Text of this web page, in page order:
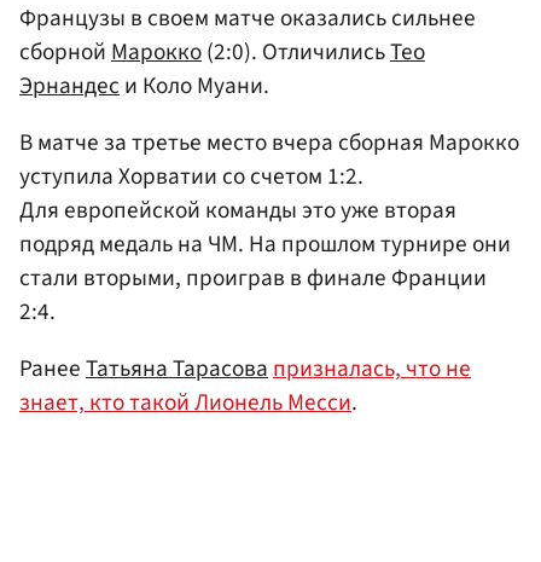
Французы в своем матче оказались сильнее
сборнойМарокко(2:0). ОтличилисьТео
Эрнандеси Коло Муани.
В матче за третье место вчера сборная Марокко
уступила Хорватии со счетом 1:2.
Для европейской команды это уже вторая
подряд медаль на ЧМ. На прошлом турнире они
стали вторыми, проиграв в финале Франции
2:4.
РанееТатьяна Тарасовапризналась, что не
знает, кто такой Лионель Месси.